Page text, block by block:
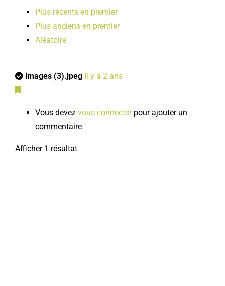
Plus récents en premier
Plus anciens en premier
Aléatoire
images (3).jpeg Il y a 2 ans
Vous devez vous connecterpour ajouter un
commentaire
Afficher 1 résultat